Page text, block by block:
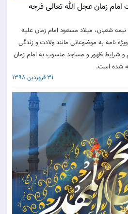
زمان عجل الله تعالی فرجه
شعبان، ميلاد مسعود امام زمان عليه
نامه به موضوعاتی مانند ولادت و زندگی
و شرایط ظهور و مساجد منسوب به امام زمان
شده است.
31 فروردین 1398